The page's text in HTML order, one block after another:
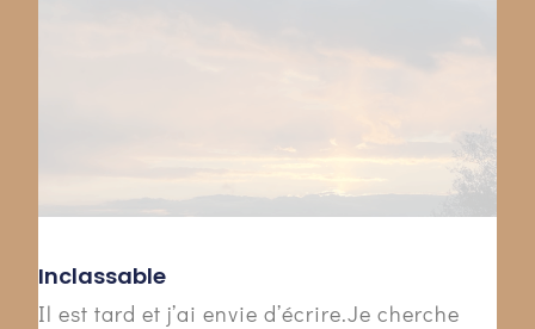
Inclassable
Il est tard et j’ai envie d’écrire.Je cherche